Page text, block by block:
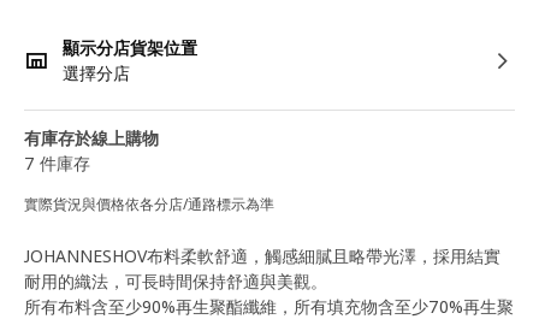
顯示分店貨架位置
選擇分店
有庫存於線上購物
7 件庫存
實際貨況與價格依各分店/通路標示為準
JOHANNESHOV布料柔軟舒適，觸感細膩且略帶光澤，採用結實
耐用的織法，可長時間保持舒適與美觀。
所有布料含至少90%再生聚酯纖維，所有填充物含至少70%再生聚